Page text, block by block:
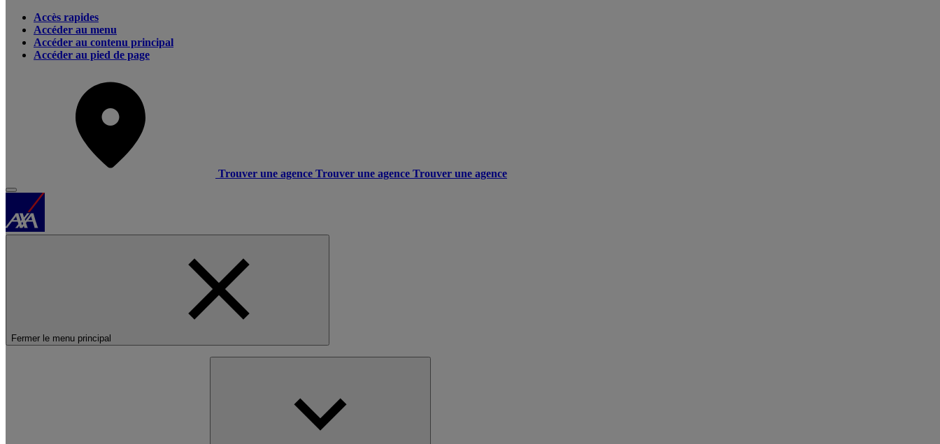
Accès rapides
Accéder au menu
Accéder au contenu principal
Accéder au pied de page
Trouver une agence Trouver une agence Trouver une agence
Fermer le menu principal